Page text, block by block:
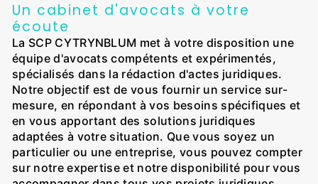
Un cabinet d'avocats à votre
écoute
La SCP CYTRYNBLUM met à votre disposition une
équipe d'avocats compétents et expérimentés,
spécialisés dans la rédaction d'actes juridiques.
Notre objectif est de vous fournir un service sur-
mesure, en répondant à vos besoins spécifiques et
en vous apportant des solutions juridiques
adaptées à votre situation. Que vous soyez un
particulier ou une entreprise, vous pouvez compter
sur notre expertise et notre disponibilité pour vous